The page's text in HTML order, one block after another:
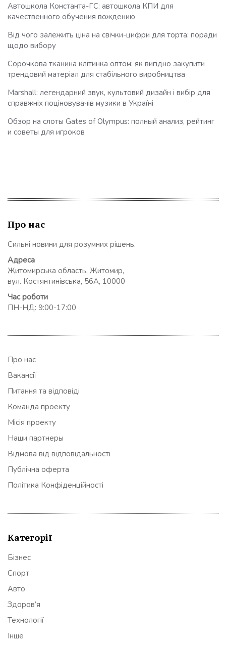
Автошкола Константа-ГС: автошкола КПИ для
качественного обучения вождению
Від чого залежить ціна на свічки-цифри для торта: поради
щодо вибору
Сорочкова тканина клітинка оптом: як вигідно закупити
трендовий матеріал для стабільного виробництва
Marshall: легендарний звук, культовий дизайн і вибір для
справжніх поціновувачів музики в Україні
Обзор на слоты Gates of Olympus: полный анализ, рейтинг
и советы для игроков
Про нас
Сильні новини для розумних рішень.
Адреса
Житомирська область, Житомир,
вул. Костянтинівська, 56А, 10000
Час роботи
ПН-НД: 9:00-17:00
Про нас
Вакансії
Питання та відповіді
Команда проекту
Місія проекту
Наши партнеры
Відмова від відповідальності
Публічна оферта
Політика Конфіденційності
Категорії
Бізнес
Спорт
Авто
Здоров’я
Технології
Інше